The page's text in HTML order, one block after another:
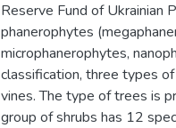
Reserve Fund of Ukrainian
phanerophytes
microphanerophytes,
classification, three types
vines. The type of trees is
group of shrubs has 12